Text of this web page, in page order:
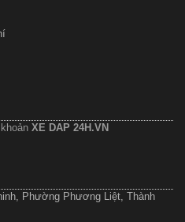
XE DAP 24H.VN
Phường Phương Liệt, Thành